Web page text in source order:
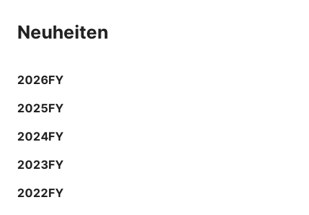
Neuheiten
2026FY
2025FY
2024FY
2023FY
2022FY